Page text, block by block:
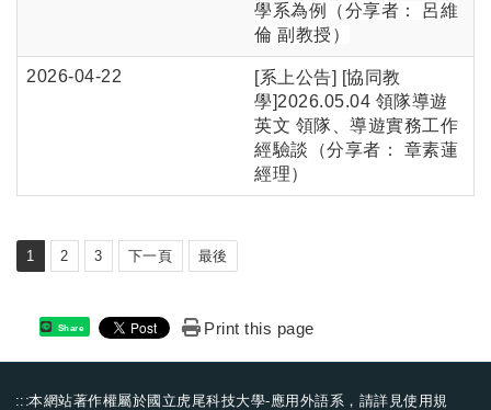
學系為例（分享者： 呂維
倫 副教授）
2026-04-22
[系上公告] [協同教
學]2026.05.04 領隊導遊
英文 領隊、導遊實務工作
經驗談（分享者： 章素蓮
經理）
1 2 3 下一頁 最後
Share Print this page
:::本網站著作權屬於國立虎尾科技大學-應用外語系，請詳見使用規